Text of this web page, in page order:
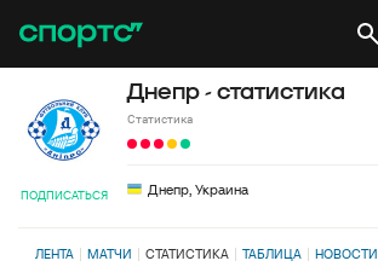
ПОДПИСАТЬСЯ
Днепр - статистика
Статистика
Днепр, Украина
ЛЕНТА МАТЧИ СТАТИСТИКА ТАБЛИЦА НОВОСТИ